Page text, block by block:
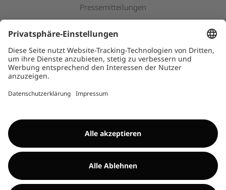
Pressemitteilungen
Downloads
Kids
©Encavis 2017/2025
Weitere Informationen findest du im . Die